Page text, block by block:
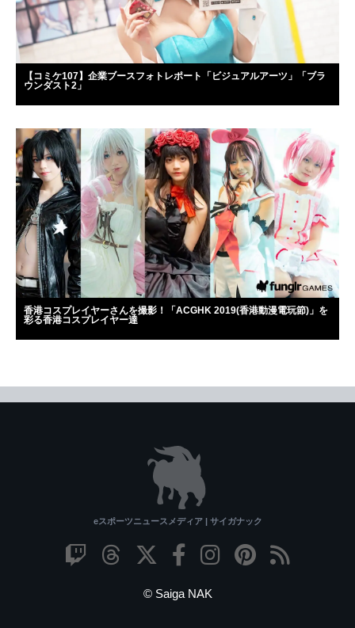
【コミケ107】企業ブースフォトレポート「ビジュアルアーツ」「ブラ
ウンダスト2」
香港コスプレイヤーさんを撮影！「ACGHK 2019(香港動漫電玩節)」を
彩る香港コスプレイヤー達
eスポーツニュースメディア | サイガナック
© Saiga NAK